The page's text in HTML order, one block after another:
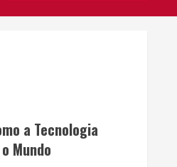
a Tecnologia
Mundo